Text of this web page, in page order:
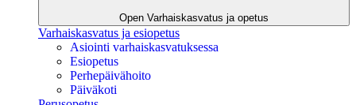
Open Varhaiskasvatus ja opetus
Varhaiskasvatus ja esiopetus
Asiointi varhaiskasvatuksessa
Esiopetus
Perhepäivähoito
Päiväkoti